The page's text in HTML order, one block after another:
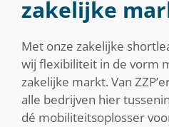
zakelijke
Met onze zakelijke
wij flexibiliteit in de vorm
zakelijke markt. Van
alle bedrijven hier
dé mobiliteitsoplosser